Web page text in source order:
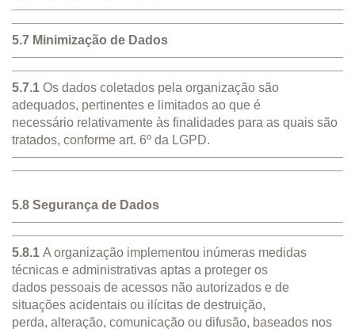
5.7 Minimização de Dados
5.7.1 Os dados coletados pela organização são
adequados, pertinentes e limitados ao que é
necessário relativamente às finalidades para as quais são
tratados, conforme art. 6º da LGPD.
5.8 Segurança de Dados
5.8.1 A organização implementou inúmeras medidas
técnicas e administrativas aptas a proteger os
dados pessoais de acessos não autorizados e de
situações acidentais ou ilícitas de destruição,
perda, alteração, comunicação ou difusão, baseados nos